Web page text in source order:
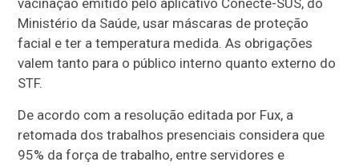
vacinação emitido pelo aplicativo Conecte-SUS, do
Ministério da Saúde, usar máscaras de proteção
facial e ter a temperatura medida. As obrigações
valem tanto para o público interno quanto externo do
STF.
De acordo com a resolução editada por Fux, a
retomada dos trabalhos presenciais considera que
95% da força de trabalho, entre servidores e